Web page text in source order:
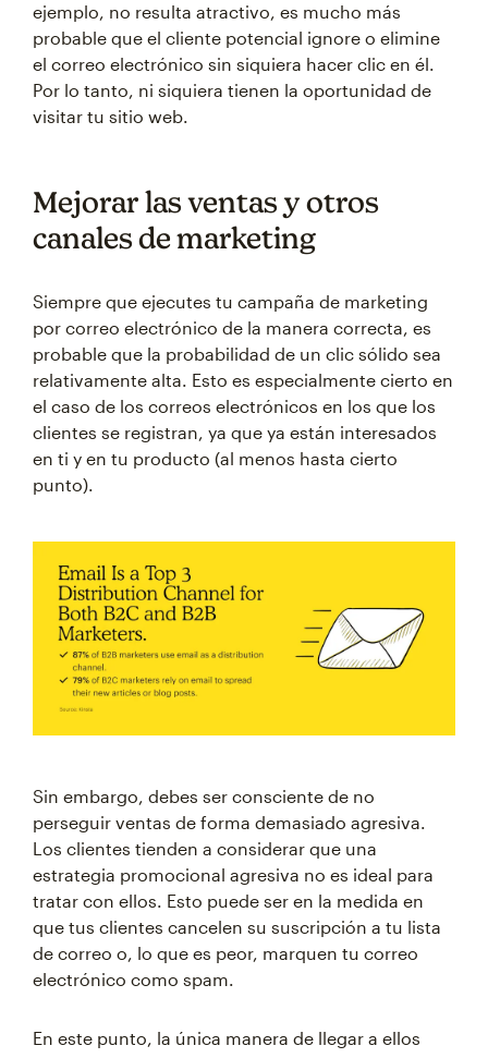
ejemplo, no resulta atractivo, es mucho más
probable que el cliente potencial ignore o elimine
el correo electrónico sin siquiera hacer clic en él.
Por lo tanto, ni siquiera tienen la oportunidad de
visitar tu sitio web.
Mejorar las ventas y otros
canales de marketing
Siempre que ejecutes tu campaña de marketing
por correo electrónico de la manera correcta, es
probable que la probabilidad de un clic sólido sea
relativamente alta. Esto es especialmente cierto en
el caso de los correos electrónicos en los que los
clientes se registran, ya que ya están interesados
en ti y en tu producto (al menos hasta cierto
punto).
Sin embargo, debes ser consciente de no
perseguir ventas de forma demasiado agresiva.
Los clientes tienden a considerar que una
estrategia promocional agresiva no es ideal para
tratar con ellos. Esto puede ser en la medida en
que tus clientes cancelen su suscripción a tu lista
de correo o, lo que es peor, marquen tu correo
electrónico como spam.
En este punto, la única manera de llegar a ellos